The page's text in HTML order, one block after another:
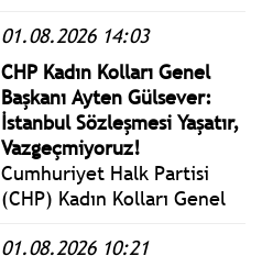
göç girişiminin ardından
yaklaşık 69 bin 500 kişinin
Fas'a geri döndüğü
açıklandı.
01.08.2026 14:03
CHP Kadın Kolları Genel
Başkanı Ayten Gülsever:
İstanbul Sözleşmesi Yaşatır,
Vazgeçmiyoruz!
Cumhuriyet Halk Partisi
(CHP) Kadın Kolları Genel
İstanbul Sözleşmesi’nin
01.08.2026 10:21